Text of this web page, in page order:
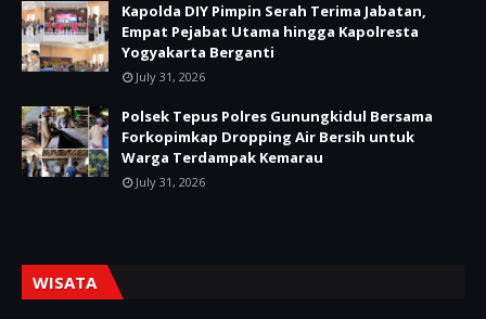
Kapolda DIY Pimpin Serah Terima Jabatan,
Empat Pejabat Utama hingga Kapolresta
Yogyakarta Berganti
July 31, 2026
Polsek Tepus Polres Gunungkidul Bersama
Forkopimkap Dropping Air Bersih untuk
Warga Terdampak Kemarau
July 31, 2026
WISATA